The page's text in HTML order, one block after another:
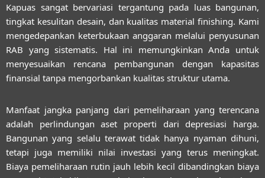
Kapuas sangat bervariasi tergantung pada luas bangunan,
tingkat kesulitan desain, dan kualitas material finishing. Kami
mengedepankan keterbukaan anggaran melalui penyusunan
RAB yang sistematis. Hal ini memungkinkan Anda untuk
menyesuaikan rencana pembangunan dengan kapasitas
finansial tanpa mengorbankan kualitas struktur utama.
Manfaat jangka panjang dari pemeliharaan yang terencana
adalah perlindungan aset properti dari depresiasi harga.
Bangunan yang selalu terawat tidak hanya nyaman dihuni,
tetapi juga memiliki nilai investasi yang terus meningkat.
Biaya pemeliharaan rutin jauh lebih kecil dibandingkan biaya